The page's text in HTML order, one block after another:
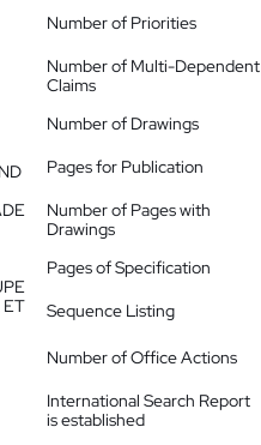
ET
Number of Priorities
Number of Multi-Dependent
Claims
Number of Drawings
Pages for Publication
Number of Pages with
Drawings
Pages of Specification
Sequence Listing
Number of Office Actions
International Search Report
is established